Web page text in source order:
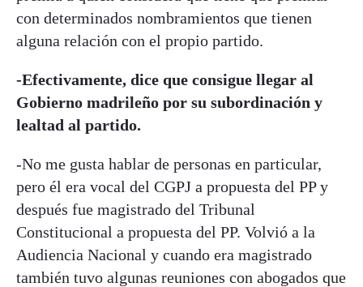
con determinados nombramientos que tienen
alguna relación con el propio partido.
-Efectivamente, dice que consigue llegar al
Gobierno madrileño por su subordinación y
lealtad al partido.
-No me gusta hablar de personas en particular,
pero él era vocal del CGPJ a propuesta del PP y
después fue magistrado del Tribunal
Constitucional a propuesta del PP. Volvió a la
Audiencia Nacional y cuando era magistrado
también tuvo algunas reuniones con abogados que